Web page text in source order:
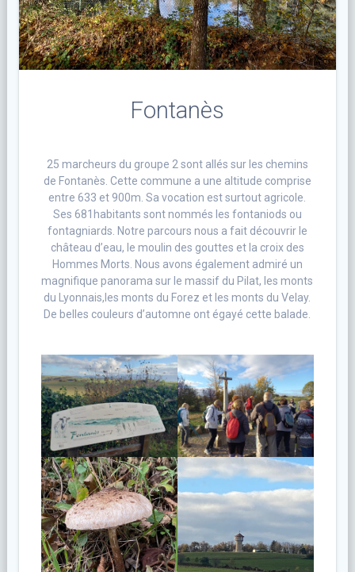
Fontanès
25 marcheurs du groupe 2 sont allés sur les chemins
de Fontanès. Cette commune a une altitude comprise
entre 633 et 900m. Sa vocation est surtout agricole.
Ses 681habitants sont nommés les fontaniods ou
fontagniards. Notre parcours nous a fait découvrir le
château d’eau, le moulin des gouttes et la croix des
Hommes Morts. Nous avons également admiré un
magnifique panorama sur le massif du Pilat, les monts
du Lyonnais,les monts du Forez et les monts du Velay.
De belles couleurs d’automne ont égayé cette balade.